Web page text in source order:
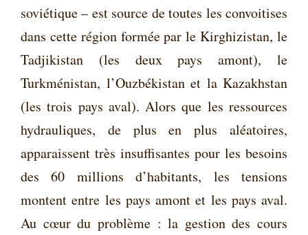
soviétique – est source de toutes les convoitises
dans cette région formée par le Kirghizistan, le
Tadjikistan (les deux pays amont), le
Turkménistan, l’Ouzbékistan et la Kazakhstan
(les trois pays aval). Alors que les ressources
hydrauliques, de plus en plus aléa­toires,
apparaissent très insuffisantes pour les besoins
des 60 millions d’habitants, les tensions
montent entre les pays amont et les pays aval.
Au cœur du problème : la gestion des cours